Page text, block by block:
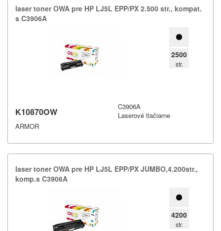
laser toner OWA pre HP LJ5L EPP/​PX 2.​500 str.​,​ kompat.​
s C3906A
2500
str.
K10870OW
ARMOR
C3906A
Laserové tlačiarne
laser toner OWA pre HP LJ5L EPP/​PX JUMBO,​4.​200str.​,​
komp.​s C3906A
4200
str.